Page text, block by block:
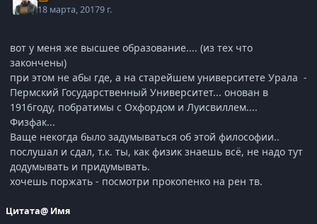
18 марта, 20179 г.
вот у меня же высшее образование.... (из тех что
закончены)
при этом не абы где, а на старейшем университете Урала -
Пермский Государственный Университет... онован в
1916году, побратимы с Охфордом и Луисвиллем....
Физфак...
Ваще некогда было задумываться об этой философии..
послушал и сдал, т.к. ты, как физик знаешь всё, не надо тут
додумывать и придумывать.
хочешь поржать - посмотри прокопенко на рен тв.
Цитата@ Имя